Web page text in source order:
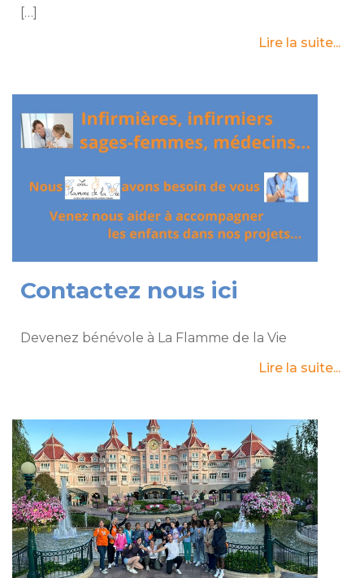
[…]
Lire la suite...
Contactez nous ici
Devenez bénévole à La Flamme de la Vie
Lire la suite...